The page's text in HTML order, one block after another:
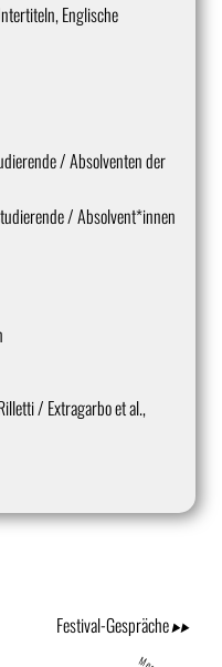
Englische
/ Absolventen der
/ Absolvent*innen
/ Extragarbo et al.,
Festival-Gespräche